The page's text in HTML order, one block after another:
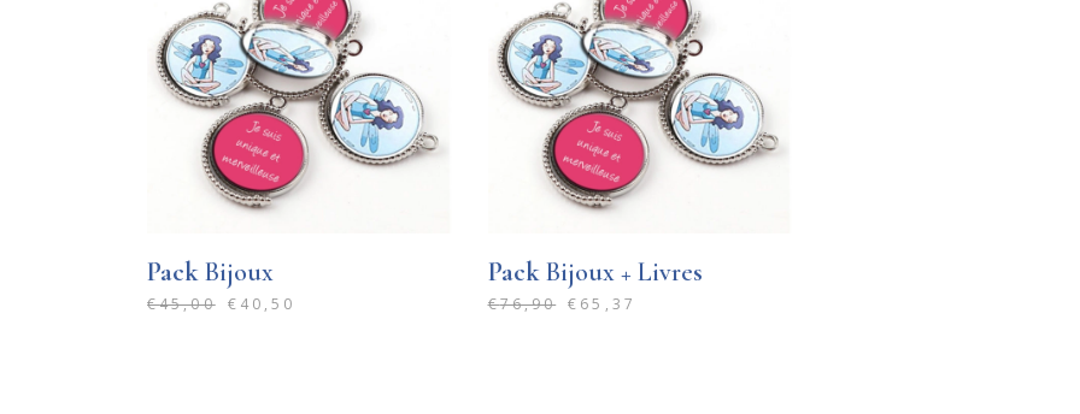
PackBijoux
€45,00 € 40,50
PackBijoux + Livres
€76,90 € 65,37